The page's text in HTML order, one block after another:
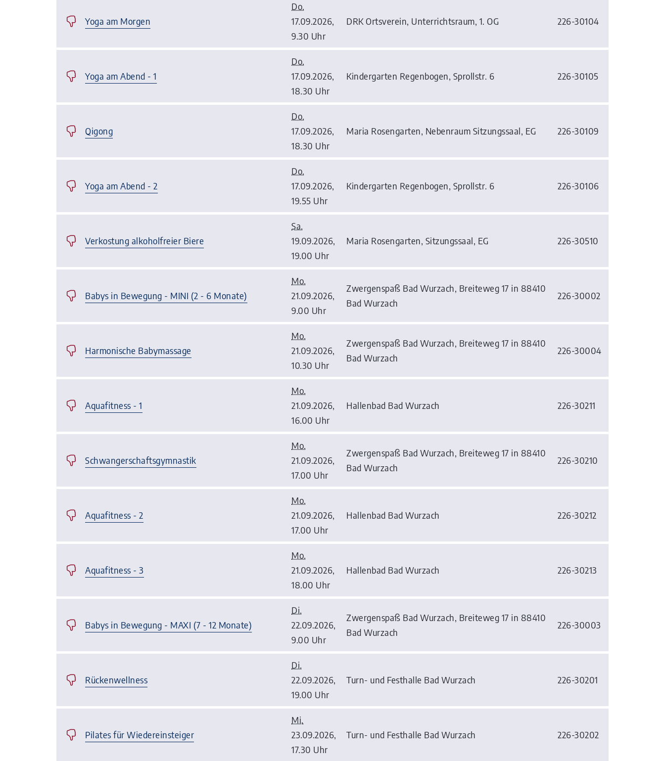
Yoga am Morgen
Do.
17.09.2026,
9.30 Uhr
DRK Ortsverein, Unterrichtsraum, 1. OG 226-30104
Yoga am Abend - 1
Do.
17.09.2026,
18.30 Uhr
Kindergarten Regenbogen, Sprollstr. 6 226-30105
Qigong
Do.
17.09.2026,
18.30 Uhr
Maria Rosengarten, Nebenraum Sitzungssaal, EG 226-30109
Yoga am Abend - 2
Do.
17.09.2026,
19.55 Uhr
Kindergarten Regenbogen, Sprollstr. 6 226-30106
Verkostung alkoholfreier Biere
Sa.
19.09.2026,
19.00 Uhr
Maria Rosengarten, Sitzungssaal, EG 226-30510
Babys in Bewegung - MINI (2 - 6 Monate)
Mo.
21.09.2026,
9.00 Uhr
Zwergenspaß Bad Wurzach, Breiteweg 17 in 88410
Bad Wurzach
226-30002
Harmonische Babymassage
Mo.
21.09.2026,
10.30 Uhr
Zwergenspaß Bad Wurzach, Breiteweg 17 in 88410
Bad Wurzach
226-30004
Aquafitness - 1
Mo.
21.09.2026,
16.00 Uhr
Hallenbad Bad Wurzach 226-30211
Schwangerschaftsgymnastik
Mo.
21.09.2026,
17.00 Uhr
Zwergenspaß Bad Wurzach, Breiteweg 17 in 88410
Bad Wurzach
226-30210
Aquafitness - 2
Mo.
21.09.2026,
17.00 Uhr
Hallenbad Bad Wurzach 226-30212
Aquafitness - 3
Mo.
21.09.2026,
18.00 Uhr
Hallenbad Bad Wurzach 226-30213
Babys in Bewegung - MAXI (7 - 12 Monate)
Di.
22.09.2026,
9.00 Uhr
Zwergenspaß Bad Wurzach, Breiteweg 17 in 88410
Bad Wurzach
226-30003
Rückenwellness
Di.
22.09.2026,
19.00 Uhr
Turn- und Festhalle Bad Wurzach 226-30201
Pilates für Wiedereinsteiger
Mi.
23.09.2026,
17.30 Uhr
Turn- und Festhalle Bad Wurzach 226-30202